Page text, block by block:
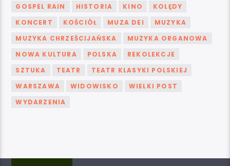
GOSPEL RAIN
HISTORIA KINO
KOLĘDY
KONCERT
KOŚCIÓŁ MUZA DEI
MUZYKA
MUZYKA CHRZEŚCIJAŃSKA
MUZYKA ORGANOWA
NOWA KULTURA
POLSKA
REKOLEKCJE
SZTUKA
TEATR
TEATR KLASYKI POLSKIEJ
WARSZAWA
WIDOWISKO
WIELKI POST
WYDARZENIA